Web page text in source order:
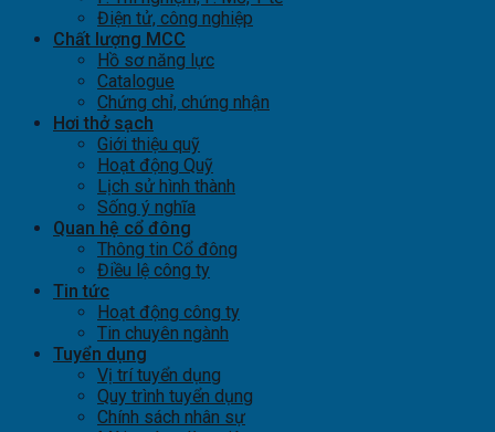
Điện tử, công nghiệp
Chất lượng MCC
Hồ sơ năng lực
Catalogue
Chứng chỉ, chứng nhận
Hơi thở sạch
Giới thiệu quỹ
Hoạt động Quỹ
Lịch sử hình thành
Sống ý nghĩa
Quan hệ cổ đông
Thông tin Cổ đông
Điều lệ công ty
Tin tức
Hoạt động công ty
Tin chuyên ngành
Tuyển dụng
Vị trí tuyển dụng
Quy trình tuyển dụng
Chính sách nhân sự